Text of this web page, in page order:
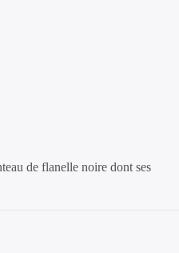
de flanelle noire dont ses